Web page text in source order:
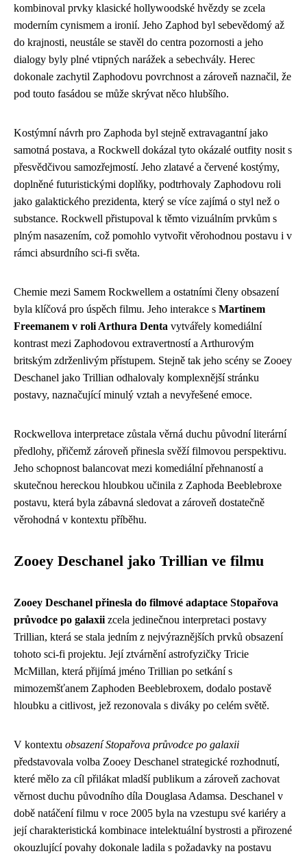
kombinoval prvky klasické hollywoodské hvězdy se zcela
moderním cynismem a ironií. Jeho Zaphod byl sebevědomý až
do krajnosti, neustále se stavěl do centra pozornosti a jeho
dialogy byly plné vtipných narážek a sebechvály. Herec
dokonale zachytil Zaphodovu povrchnost a zároveň naznačil, že
pod touto fasádou se může skrývat něco hlubšího.
Kostýmní návrh pro Zaphoda byl stejně extravagantní jako
samotná postava, a Rockwell dokázal tyto okázalé outfity nosit s
přesvědčivou samozřejmostí. Jeho zlatavé a červené kostýmy,
doplněné futuristickými doplňky, podtrhovaly Zaphodovu roli
jako galaktického prezidenta, který se více zajímá o styl než o
substance. Rockwell přistupoval k těmto vizuálním prvkům s
plným nasazením, což pomohlo vytvořit věrohodnou postavu i v
rámci absurdního sci-fi světa.
Chemie mezi Samem Rockwellem a ostatními členy obsazení
byla klíčová pro úspěch filmu. Jeho interakce s Martinem
Freemanem v roli Arthura Denta vytvářely komediální
kontrast mezi Zaphodovou extravertností a Arthurovým
britským zdrženlivým přístupem. Stejně tak jeho scény se Zooey
Deschanel jako Trillian odhalovaly komplexnější stránku
postavy, naznačující minulý vztah a nevyřešené emoce.
Rockwellova interpretace zůstala věrná duchu původní literární
předlohy, přičemž zároveň přinesla svěží filmovou perspektivu.
Jeho schopnost balancovat mezi komediální přehnaností a
skutečnou hereckou hloubkou učinila z Zaphoda Beeblebroxe
postavu, která byla zábavná sledovat a zároveň dostatečně
věrohodná v kontextu příběhu.
Zooey Deschanel jako Trillian ve filmu
Zooey Deschanel přinesla do filmové adaptace Stopařova
průvodce po galaxii zcela jedinečnou interpretaci postavy
Trillian, která se stala jedním z nejvýraznějších prvků obsazení
tohoto sci-fi projektu. Její ztvárnění astrofyzičky Tricie
McMillan, která přijímá jméno Trillian po setkání s
mimozemšťanem Zaphoden Beeblebroxem, dodalo postavě
hloubku a citlivost, jež rezonovala s diváky po celém světě.
V kontextu obsazení Stopařova průvodce po galaxii
představovala volba Zooey Deschanel strategické rozhodnutí,
které mělo za cíl přilákat mladší publikum a zároveň zachovat
věrnost duchu původního díla Douglasa Adamsa. Deschanel v
době natáčení filmu v roce 2005 byla na vzestupu své kariéry a
její charakteristická kombinace intelektuální bystrosti a přirozené
okouzlující povahy dokonale ladila s požadavky na postavu